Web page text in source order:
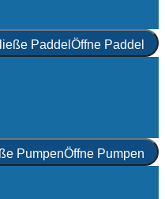
Paddel Öffne Paddel
PumpenÖffne Pumpen